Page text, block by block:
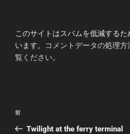
このサイトはスパムを低減する
います。
コメントデータの処理
覧ください。
投
前
の
前
Twilight at the ferry terminal